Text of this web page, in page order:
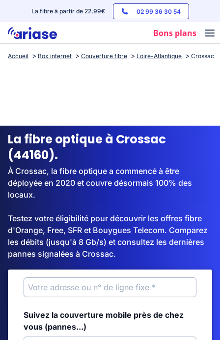
La fibre à partir de 22,99€ 02 99 36 30 54
Bons plans
Box internet
Streaming
Accueil Box internet Couverture fibre Loire-Atlantique Crossac
La fibre optique à Crossac
(44160).
À Crossac, la fibre optique a commencé à être
déployée en 2020 et couvre désormais 100% des
locaux.
Testez votre éligibilité pour découvrir les offres fibre
d'Orange, Free, SFR et Bouygues Telecom. Comparez
les débits (jusqu'à 8 Gb/s) et consultez les dernières
pannes signalées à Crossac.
Suivez la couverture mobile près de chez
vous (pannes...)